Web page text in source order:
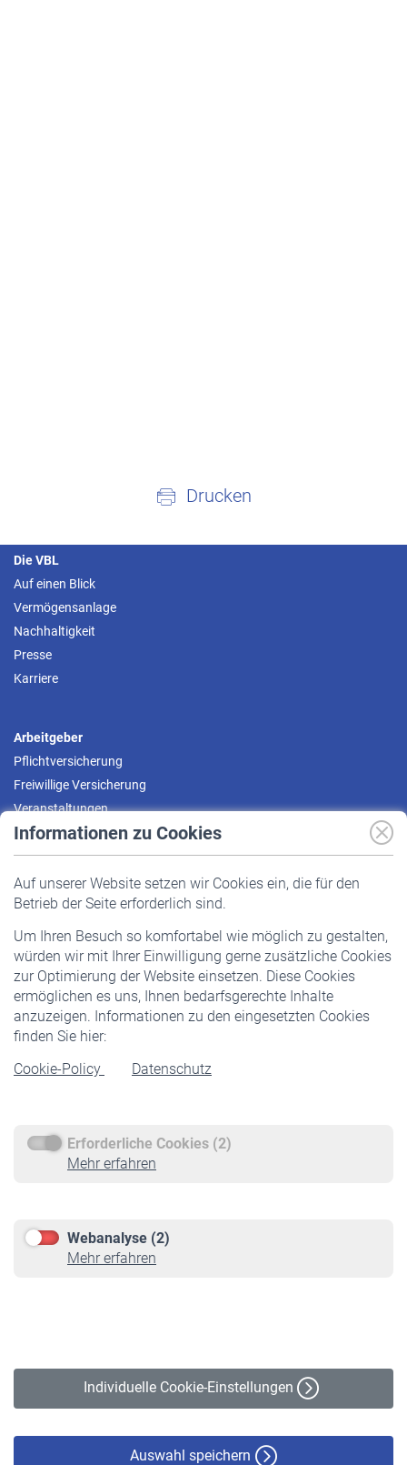
Informationen zu Cookies
Auf unserer Website setzen wir Cookies ein, die für den
Betrieb der Seite erforderlich sind.
Um Ihren Besuch so komfortabel wie möglich zu gestalten,
würden wir mit Ihrer Einwilligung gerne zusätzliche Cookies
zur Optimierung der Website einsetzen. Diese Cookies
ermöglichen es uns, Ihnen bedarfsgerechte Inhalte
anzuzeigen. Informationen zu den eingesetzten Cookies
finden Sie hier:
Cookie-Policy
Datenschutz
Erforderliche Cookies (2)
Mehr erfahren
Webanalyse (2)
Mehr erfahren
Individuelle Cookie-Einstellungen
Auswahl speichern
Drucken
Die VBL
Auf einen Blick
Vermögensanlage
Nachhaltigkeit
Presse
Karriere
Arbeitgeber
Pflichtversicherung
Freiwillige Versicherung
Veranstaltungen
Pflichtversicherung
Staatliche Förderung
Veranstaltungen
Rentner
Rentenbeginn
Rente beantragen
Service
Informationen
Online-Rechner
VBLnewsletter
Erklärung zur Barrierefreiheit